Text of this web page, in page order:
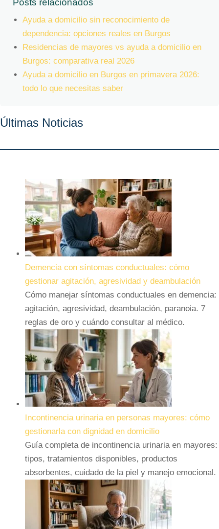
Posts relacionados
Ayuda a domicilio sin reconocimiento de
dependencia: opciones reales en Burgos
Residencias de mayores vs ayuda a domicilio en
Burgos: comparativa real 2026
Ayuda a domicilio en Burgos en primavera 2026:
todo lo que necesitas saber
Últimas Noticias
Demencia con síntomas conductuales: cómo
gestionar agitación, agresividad y deambulación
Cómo manejar síntomas conductuales en demencia:
agitación, agresividad, deambulación, paranoia. 7
reglas de oro y cuándo consultar al médico.
Incontinencia urinaria en personas mayores: cómo
gestionarla con dignidad en domicilio
Guía completa de incontinencia urinaria en mayores:
tipos, tratamientos disponibles, productos
absorbentes, cuidado de la piel y manejo emocional.